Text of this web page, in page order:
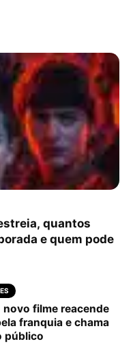
quantos
e quem pode
filme reacende
franquia e chama
público